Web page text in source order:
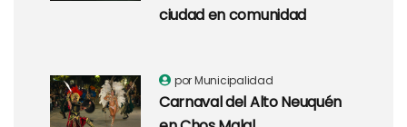
ciudad en comunidad
por Municipalidad
Carnaval del Alto Neuquén